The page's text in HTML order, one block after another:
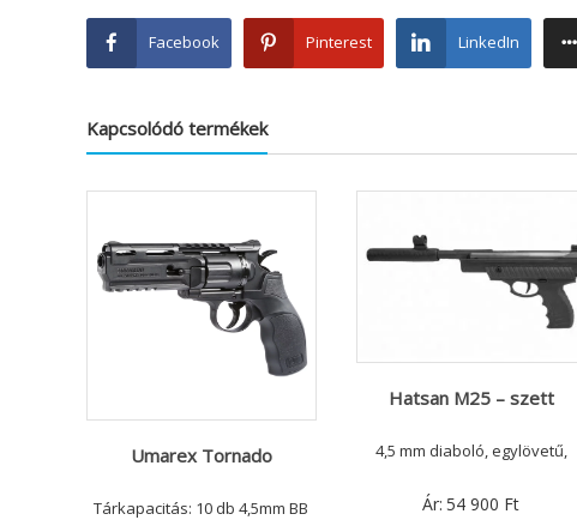
Facebook Pinterest LinkedIn
Kapcsolódó termékek
Umarex Tornado
Tárkapacitás: 10 db 4,5mm BB
Hatsan M25 – szett
4,5 mm diaboló, egylövetű,
Ár: 54 900 Ft